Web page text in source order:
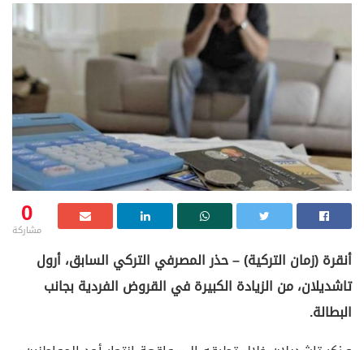
0
مشاركة
أنقرة (زمان التركية) – حذر المصرفي التركي السابق، أرول
تاشديلان، من الزيادة الكبيرة في القروض الفردية بجانب
البطالة.